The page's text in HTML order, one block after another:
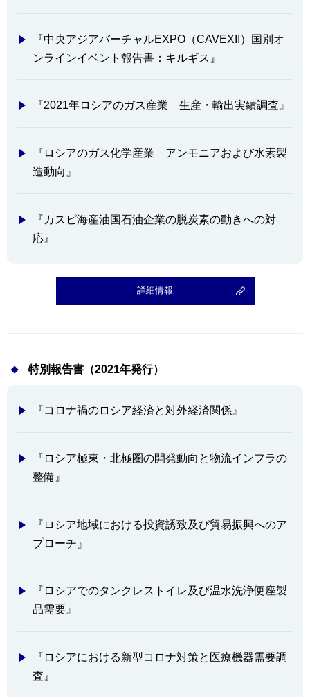
『中央アジアバーチャルEXPO（CAVEXII）国別オ
ンラインイベント報告書：キルギス』
『2021年ロシアのガス産業 生産・輸出実績調査』
『ロシアのガス化学産業 アンモニアおよび水素製
造動向』
『カスピ海産油国石油企業の脱炭素の動きへの対
応』
詳細情報
特別報告書（2021年発行）
『コロナ禍のロシア経済と対外経済関係』
『ロシア極東・北極圏の開発動向と物流インフラの
整備』
『ロシア地域における投資誘致及び貿易振興へのア
プローチ』
『ロシアでのタンクレストイレ及び温水洗浄便座製
品需要』
『ロシアにおける新型コロナ対策と医療機器需要調
査』